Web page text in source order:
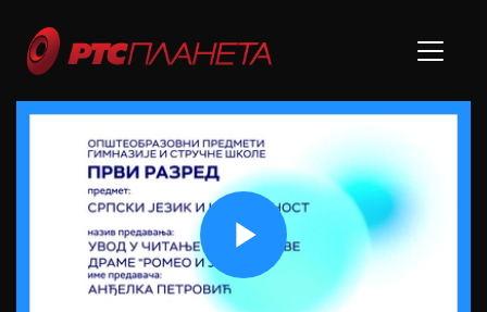
Play